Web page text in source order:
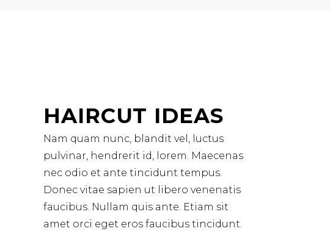
HAIRCUT IDEAS
Nam quam nunc, blandit vel, luctus
pulvinar, hendrerit id, lorem. Maecenas
nec odio et ante tincidunt tempus.
Donec vitae sapien ut libero venenatis
faucibus. Nullam quis ante. Etiam sit
amet orci eget eros faucibus tincidunt.